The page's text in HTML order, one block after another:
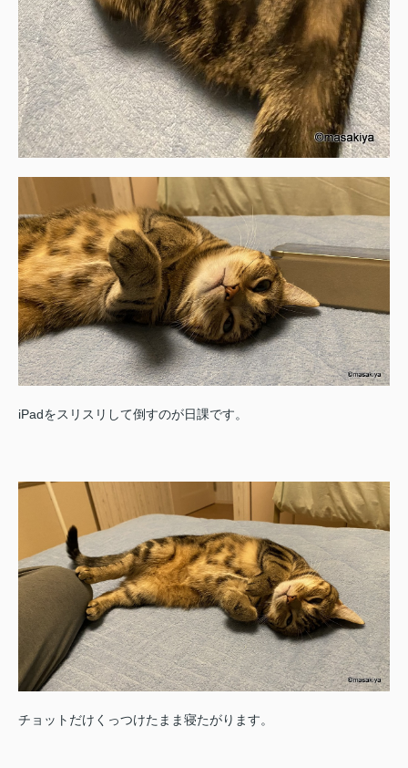
iPadをスリスリして倒すのが日課です。
チョットだけくっつけたまま寝たがります。